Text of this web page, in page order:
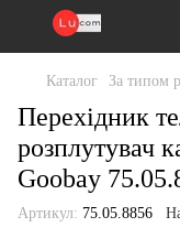
Каталог За типом
Перехідник
розплутувач
Goobay
Артикул: 75.05.8856